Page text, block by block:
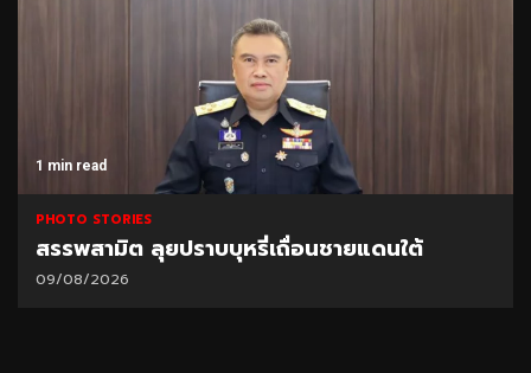
1 min read
PHOTO STORIES
สรรพสามิต ลุยปราบบุหรี่เถื่อนชายแดนใต้
09/08/2026